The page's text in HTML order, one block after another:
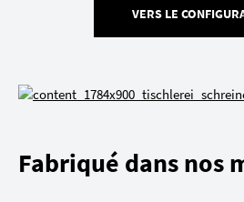
VERS LE
Fabriqué dans nos